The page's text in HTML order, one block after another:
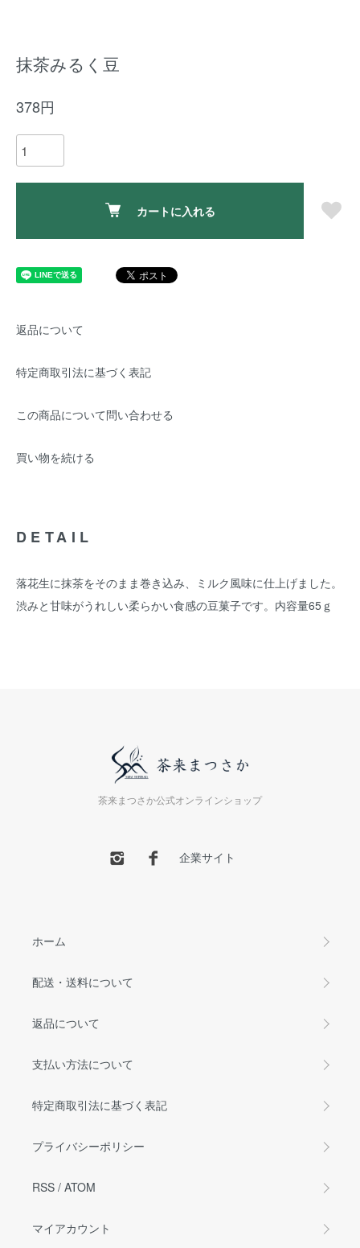
抹茶みるく豆
378円
カートに入れる
返品について
特定商取引法に基づく表記
この商品について問い合わせる
買い物を続ける
DETAIL
落花生に抹茶をそのまま巻き込み、ミルク風味に仕上げました。
渋みと甘味がうれしい柔らかい食感の豆菓子です。内容量65ｇ
茶来まつさか公式オンラインショップ
企業サイト
ホーム
配送・送料について
返品について
支払い方法について
特定商取引法に基づく表記
プライバシーポリシー
RSS / ATOM
マイアカウント